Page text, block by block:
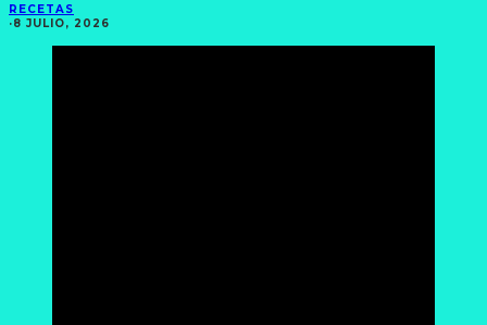
RECETAS
·8 JULIO, 2026